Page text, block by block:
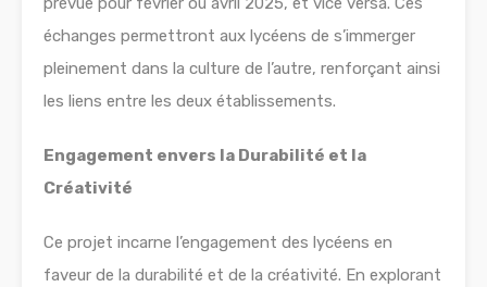
échanges permettront aux lycéens de s’immerger
pleinement dans la culture de l’autre, renforçant ainsi
les liens entre les deux établissements.
Engagement envers la Durabilité et la
Créativité
Ce projet incarne l’engagement des lycéens en
faveur de la durabilité et de la créativité. En explorant